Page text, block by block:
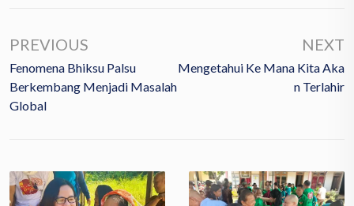
PREVIOUS
Fenomena Bhiksu Palsu
Berkembang Menjadi Masalah
Global
NEXT
Mengetahui Ke Mana Kita Aka
N Terlahir